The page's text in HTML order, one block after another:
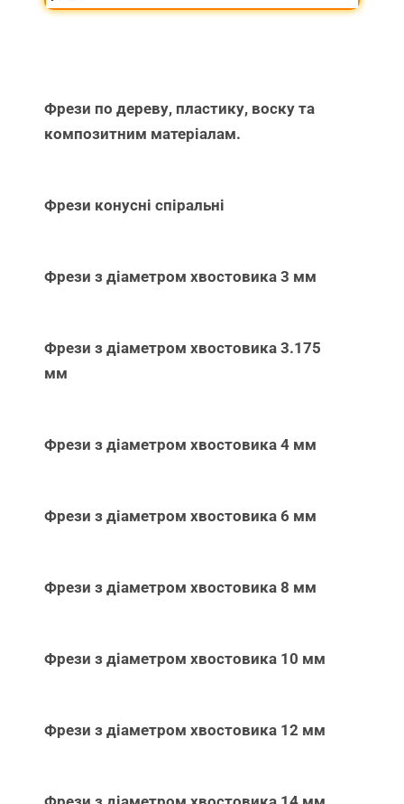
Фрези по дереву, пластику, воску та
композитним матеріалам.
Фрези конусні спіральні
Фрези з діаметром хвостовика 3 мм
Фрези з діаметром хвостовика 3.175
мм
Фрези з діаметром хвостовика 4 мм
Фрези з діаметром хвостовика 6 мм
Фрези з діаметром хвостовика 8 мм
Фрези з діаметром хвостовика 10 мм
Фрези з діаметром хвостовика 12 мм